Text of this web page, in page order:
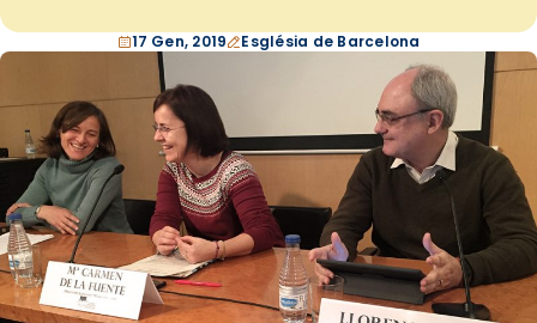
17 Gen, 2019 Església de Barcelona